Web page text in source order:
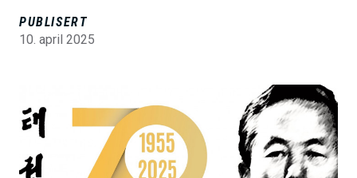
PUBLISERT
10. april 2025
i
d